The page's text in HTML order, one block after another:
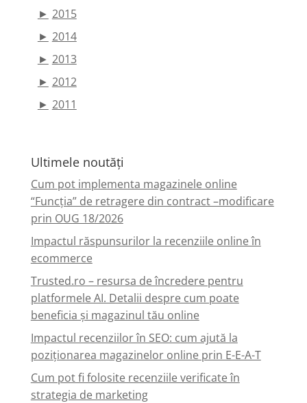
► 2015
► 2014
► 2013
► 2012
► 2011
Ultimele noutăți
Cum pot implementa magazinele online
“Funcția” de retragere din contract –modificare
prin OUG 18/2026
Impactul răspunsurilor la recenziile online în
ecommerce
Trusted.ro – resursa de încredere pentru
platformele AI. Detalii despre cum poate
beneficia și magazinul tău online
Impactul recenziilor în SEO: cum ajută la
poziționarea magazinelor online prin E-E-A-T
Cum pot fi folosite recenziile verificate în
strategia de marketing